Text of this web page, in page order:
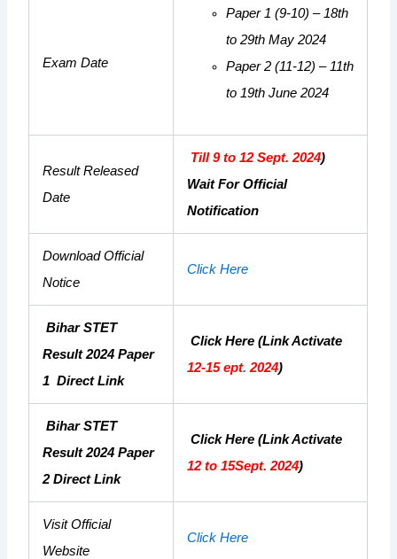
Exam Date
Paper 1 (9-10) – 18th
to 29th May 2024
Paper 2 (11-12) – 11th
to 19th June 2024
Result Released
Date
Till 9 to 12 Sept. 2024)
Wait For Official
Notification
Download Official
Notice
Click Here
Bihar STET
Result 2024 Paper
1 Direct Link
Click Here(Link Activate
12-15 ept. 2024)
Bihar STET
Result 2024 Paper
2 Direct Link
Click Here(Link Activate
12 to 15Sept. 2024)
Visit Official
Website
Click Here